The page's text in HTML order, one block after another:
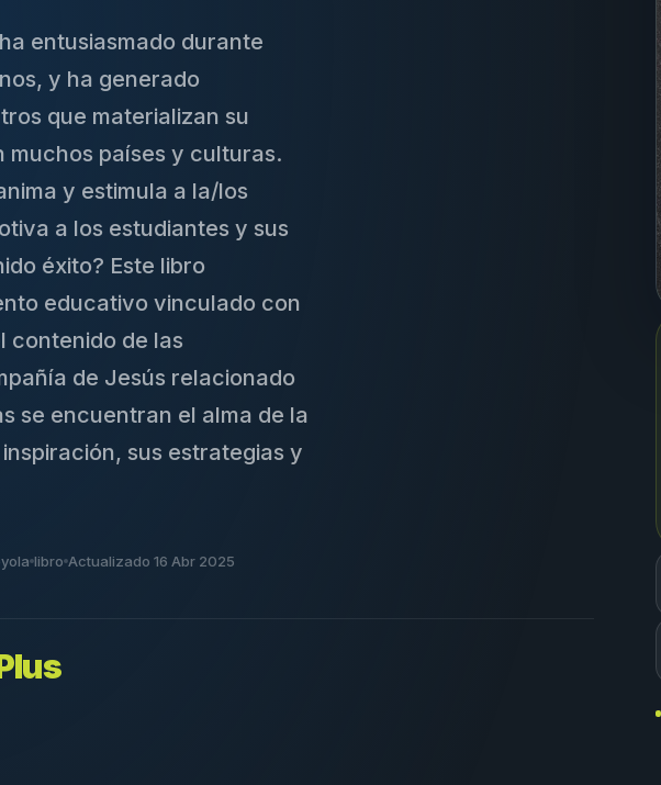
entusiasmado durante
y ha generado
que materializan su
muchos países y culturas.
y estimula a la/los
a los estudiantes y sus
éxito? Este libro
educativo vinculado con
contenido de las
de Jesús relacionado
se encuentran el alma de la
sus estrategias y
libro Actualizado 16 Abr 2025